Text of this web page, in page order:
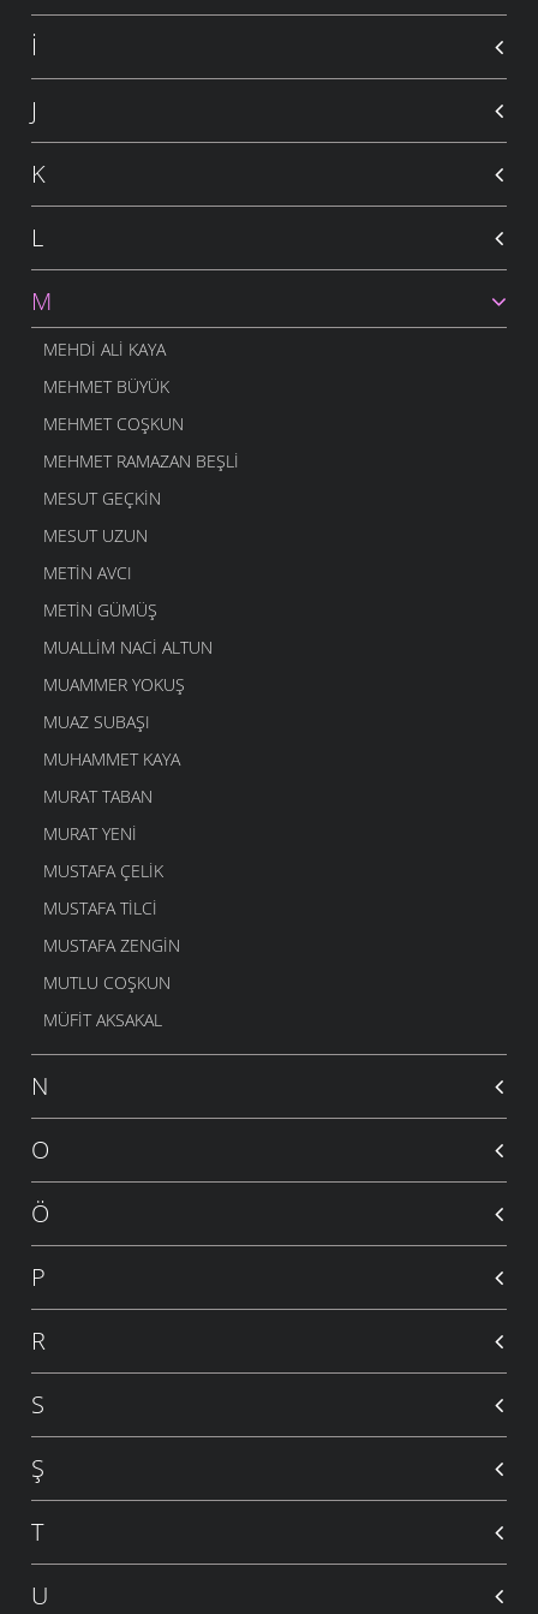
İ
J
K
L
M
MEHDI ALI KAYA
MEHMET BÜYÜK
MEHMET COŞKUN
MEHMET RAMAZAN BEŞLI
MESUT GEÇKIN
MESUT UZUN
METIN AVCI
METIN GÜMÜŞ
MUALLIM NACI ALTUN
MUAMMER YOKUŞ
MUAZ SUBAŞI
MUHAMMET KAYA
MURAT TABAN
MURAT YENI
MUSTAFA ÇELIK
MUSTAFA TILCI
MUSTAFA ZENGIN
MUTLU COŞKUN
MÜFIT AKSAKAL
N
O
Ö
P
R
S
Ş
T
U